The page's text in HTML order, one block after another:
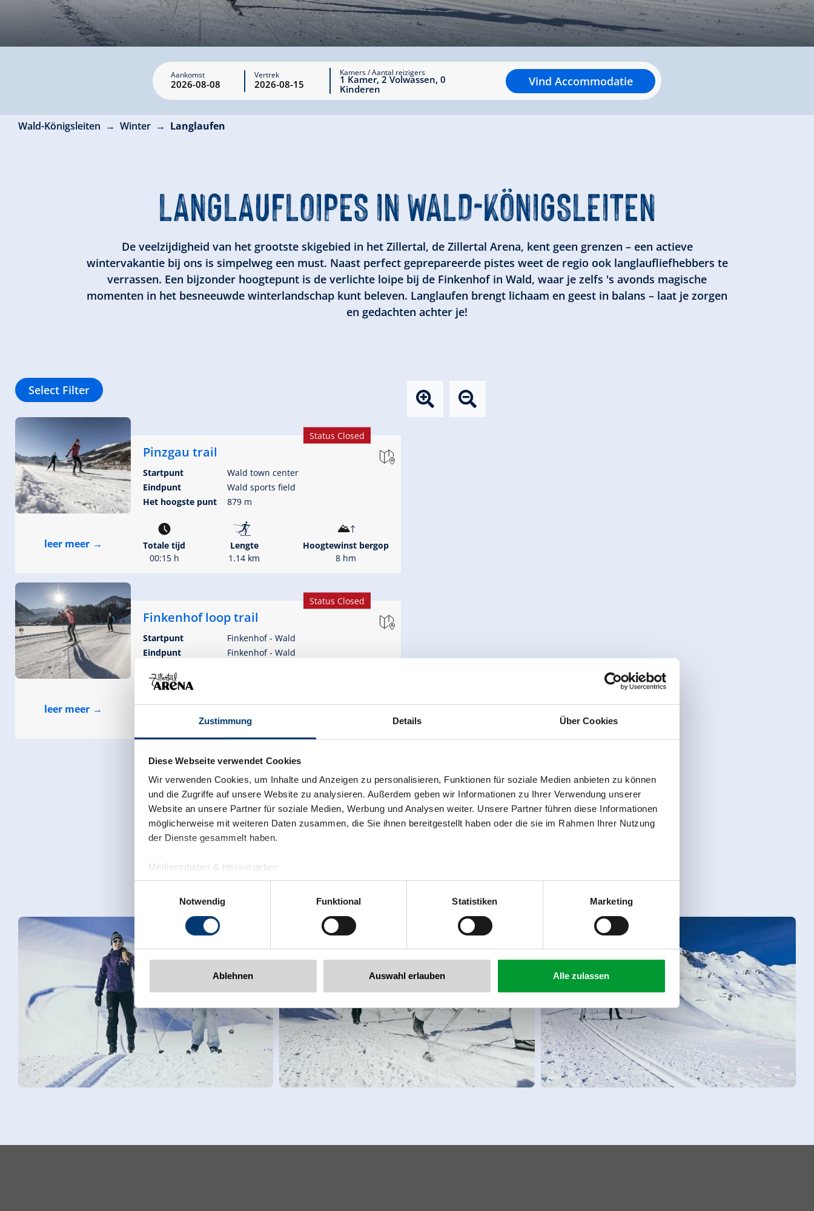
Zustimmung Details Über Cookies
Diese Webseite verwendet Cookies
Wir verwenden Cookies, um Inhalte und Anzeigen zu personalisieren, Funktionen für soziale Medien anbieten zu können
und die Zugriffe auf unsere Website zu analysieren. Außerdem geben wir Informationen zu Ihrer Verwendung unserer
Website an unsere Partner für soziale Medien, Werbung und Analysen weiter. Unsere Partner führen diese Informationen
möglicherweise mit weiteren Daten zusammen, die Sie ihnen bereitgestellt haben oder die sie im Rahmen Ihrer Nutzung
der Dienste gesammelt haben.
Medieninhaber & Herausgeber:
Zeller Bergbahnen Zillertal GmbH & Co KG
Rohr 23// A-6280 Zell am Ziller
www.zillertalarena.com
Notwendig
Funktional Statistiken Marketing
Ablehnen Auswahl erlauben Alle zulassen
Aankomst Vertrek Kamers / Aantal reizigers
1 Kamer, 2 Volwassen, 0
Kinderen
Vind Accommodatie
Wald-Königsleiten Winter Langlaufen
LANGLAUFLOIPES IN WALD-KÖNIGSLEITEN
De veelzijdigheid van het grootste skigebied in het Zillertal, de Zillertal Arena, kent geen grenzen – een actieve
wintervakantie bij ons is simpelweg een must. Naast perfect geprepareerde pistes weet de regio ook langlaufliefhebbers te
verrassen. Een bijzonder hoogtepunt is de verlichte loipe bij de Finkenhof in Wald, waar je zelfs 's avonds magische
momenten in het besneeuwde winterlandschap kunt beleven. Langlaufen brengt lichaam en geest in balans – laat je zorgen
en gedachten achter je!
Select Filter
leer meer
Pinzgau trail
Startpunt
Wald town center
Eindpunt
Wald sports field
Het hoogste punt
879 m
Totale tijd
00:15 h
🅇
Lengte
1.14 km
Hoogtewinst bergop
8 hm
Status Closed
leer meer
Finkenhof loop trail
Startpunt
Finkenhof - Wald
Eindpunt
Finkenhof - Wald
1.2 km
Status Closed